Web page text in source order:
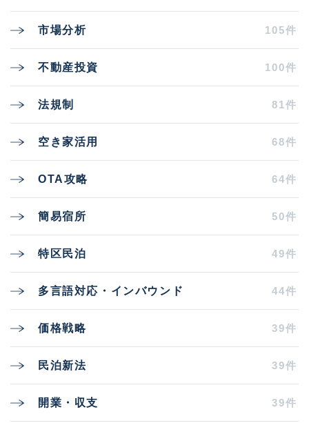
市場分析 105件
不動産投資 100件
法規制 81件
空き家活用 68件
OTA攻略 64件
簡易宿所 50件
特区民泊 49件
多言語対応・インバウンド 44件
価格戦略 39件
民泊新法 39件
開業・収支 39件